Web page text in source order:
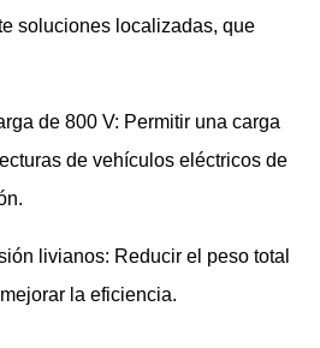
soluciones localizadas, que
de 800 V: Permitir una carga
de vehículos eléctricos de
livianos: Reducir el peso total
la eficiencia.